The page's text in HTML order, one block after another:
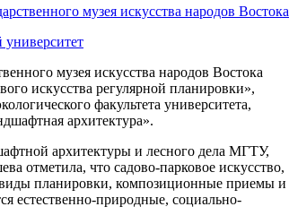
музея искусства народов Востока
музея искусства народов Востока
искусства регулярной планировки»,
факультета университета,
архитектура».
архитектуры и лесного дела МГТУ,
отметила, что садово-парковое искусство,
планировки, композиционные приемы и
естественно-природные, социально-